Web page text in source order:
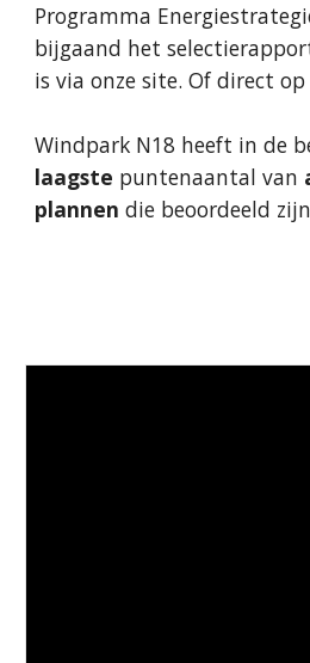
Programma
bijgaand het
is via onze site. Of direct op
Windpark N18 heeft in de
laagste puntenaantal van
plannen die beoordeeld